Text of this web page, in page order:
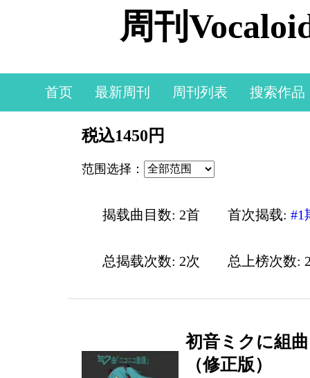
周刊
首页 最新周刊 周刊列表 搜索作品
税込1450円
范围选择：
揭载曲目数: 2首 首次揭载: #1
总揭载次数: 2次 总上榜次数:
初音ミクに組
（修正版）